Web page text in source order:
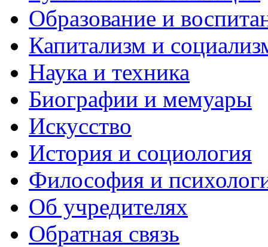
Образование и
Капитализм и
Наука и техника
Биографии и мемуары
Искусство
История и социология
Философия и
Об учредителях
Обратная связь